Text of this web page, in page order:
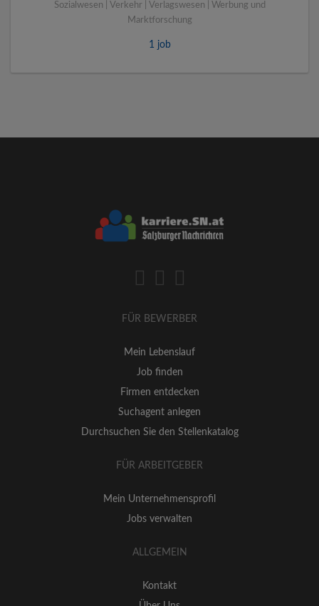
Sozialwesen | Verkehr | Verlagswesen | Werbung und
Marktforschung
1 job
FÜR BEWERBER
Mein Lebenslauf
Job finden
Firmen entdecken
Suchagent anlegen
Durchsuchen Sie den Stellenkatalog
FÜR ARBEITGEBER
Mein Unternehmensprofil
Jobs verwalten
ALLGEMEIN
Kontakt